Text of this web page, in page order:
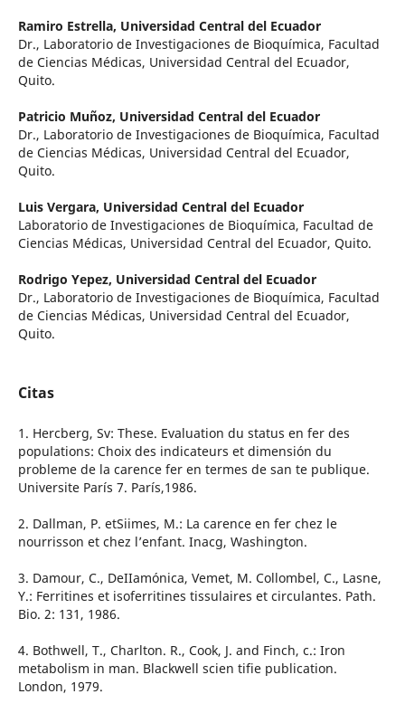
Ramiro Estrella, Universidad Central del Ecuador
Dr., Laboratorio de Investigaciones de Bioquímica, Facultad
de Ciencias Médicas, Universidad Central del Ecuador,
Quito.
Patricio Muñoz, Universidad Central del Ecuador
Dr., Laboratorio de Investigaciones de Bioquímica, Facultad
de Ciencias Médicas, Universidad Central del Ecuador,
Quito.
Luis Vergara, Universidad Central del Ecuador
Laboratorio de Investigaciones de Bioquímica, Facultad de
Ciencias Médicas, Universidad Central del Ecuador, Quito.
Rodrigo Yepez, Universidad Central del Ecuador
Dr., Laboratorio de Investigaciones de Bioquímica, Facultad
de Ciencias Médicas, Universidad Central del Ecuador,
Quito.
Citas
1. Hercberg, Sv: These. Evaluation du status en fer des
populations: Choix des indicateurs et dimensión du
probleme de la carence fer en termes de san te publique.
Universite París 7. París,1986.
2. Dallman, P. etSiimes, M.: La carence en fer chez le
nourrisson et chez l’enfant. Inacg, Washington.
3. Damour, C., DeIIamónica, Vemet, M. Collombel, C., Lasne,
Y.: Ferritines et isoferritines tissulaires et circulantes. Path.
Bio. 2: 131, 1986.
4. Bothwell, T., Charlton. R., Cook, J. and Finch, c.: Iron
metabolism in man. Blackwell scien tifie publication.
London, 1979.